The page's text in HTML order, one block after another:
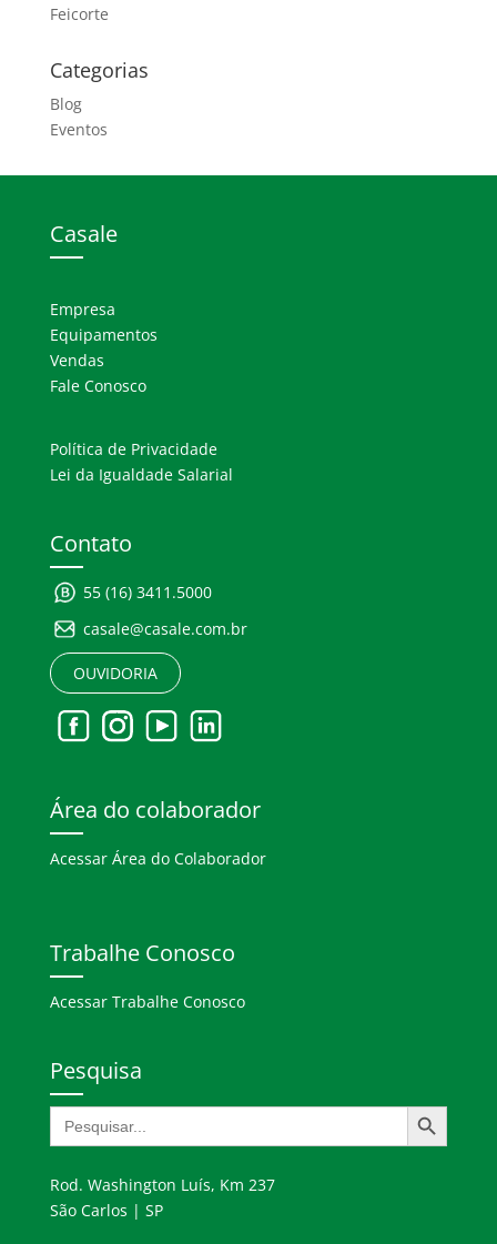
Feicorte
Categorias
Blog
Eventos
Casale
Empresa
Equipamentos
Vendas
Fale Conosco
Política de Privacidade
Lei da Igualdade Salarial
Contato
55 (16) 3411.5000
casale@casale.com.br
OUVIDORIA
Área do colaborador
Acessar Área do Colaborador
Trabalhe Conosco
Acessar Trabalhe Conosco
Pesquisa
Search
for:
Search Button
Rod. Washington Luís, Km 237
São Carlos | SP